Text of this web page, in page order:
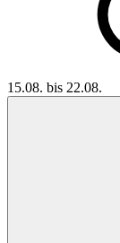
15.08. bis 22.08.